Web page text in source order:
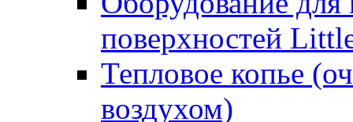
поверхностей
Тепловое копье
воздухом)